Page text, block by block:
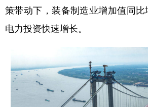
策带动下，装备制造业增加值同比
电力投资快速增长。